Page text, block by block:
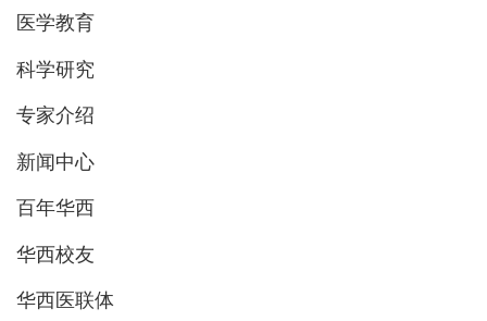
医学教育
科学研究
专家介绍
新闻中心
百年华西
华西校友
华西医联体